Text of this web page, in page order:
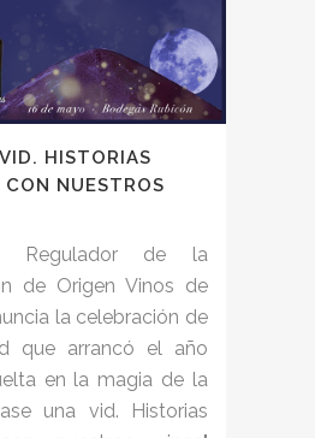
HISTORIAS
NUESTROS
Regulador de la
de Origen Vinos de
la celebración de
que arrancó el año
en la magia de la
una vid. Historias